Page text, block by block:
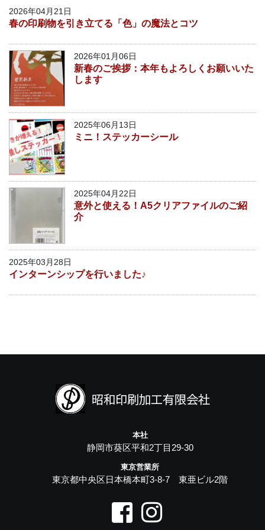
2026年04月21日
春の印刷物を引き立てる「色」の魔法とコツ
2026年01月06日
新春のご挨拶：本年もよろしくお願いいた
します
2025年06月13日
ミニ！ステッカーシール
2025年04月22日
意外と使える！A5クリアファイルのご紹
介
2025年03月28日
インターンシップを行いました♪
本社
静岡市葵区平和2丁目29-30
東京営業所
東京都中央区日本橋本町3-8-7 東亜ビル2階